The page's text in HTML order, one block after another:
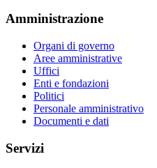
Amministrazione
Organi di governo
Aree amministrative
Uffici
Enti e fondazioni
Politici
Personale amministrativo
Documenti e dati
Servizi